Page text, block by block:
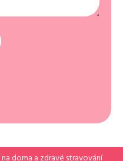
doma a zdravé stravování